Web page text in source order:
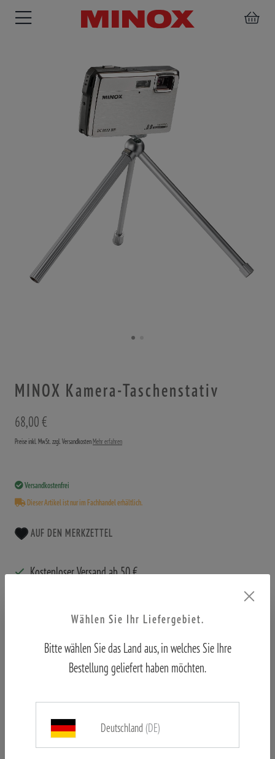
FERNGLÄSER ZUBEHÖR
MINOX Kamera-Taschenstativ
68,00 €
Preise inkl. MwSt. zzgl. VersandkostenMehr erfahren
Versandkostenfrei
Dieser Artikel ist nur im Fachhandel erhältlich.
AUF DEN MERKZETTEL
Kostenloser Versand ab 50 €
Kundenservice aus erster Hand
Wählen Sie Ihr Liefergebiet.
Bitte wählen Sie das Land aus, in welches Sie Ihre
Bestellung geliefert haben möchten.
Deutschland (DE)